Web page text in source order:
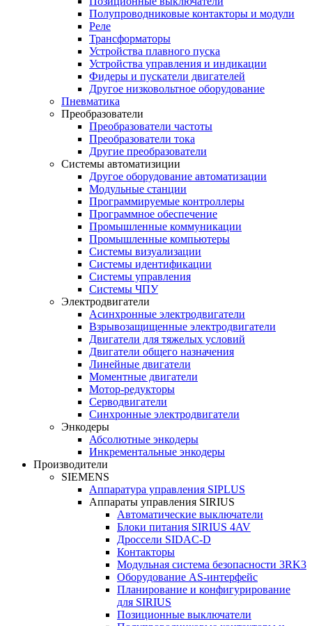
Полупроводниковые контакторы и модули
Реле
Трансформаторы
Устройства плавного пуска
Устройства управления и индикации
Фидеры и пускатели двигателей
Другое низковольтное оборудование
Пневматика
Преобразователи
Преобразователи частоты
Преобразователи тока
Другие преобразователи
Системы автоматизиции
Другое оборудование автоматизации
Модульные станции
Программируемые контроллеры
Программное обеспечение
Промышленные коммуникации
Промышленные компьютеры
Системы визуализации
Системы идентификации
Системы управления
Системы ЧПУ
Электродвигатели
Асинхронные электродвигатели
Взрывозащищенные электродвигатели
Двигатели для тяжелых условий
Двигатели общего назначения
Линейные двигатели
Моментные двигатели
Мотор-редукторы
Серводвигатели
Синхронные электродвигатели
Энкодеры
Абсолютные энкодеры
Инкрементальные энкодеры
Производители
SIEMENS
Аппаратура управления SIPLUS
Аппараты управления SIRIUS
Автоматические выключатели
Блоки питания SIRIUS 4AV
Дроссели SIDAC-D
Контакторы
Модульная система безопасности 3RK3
Оборудование AS-интерфейс
Планирование и конфигурирование
для SIRIUS
Позиционные выключатели